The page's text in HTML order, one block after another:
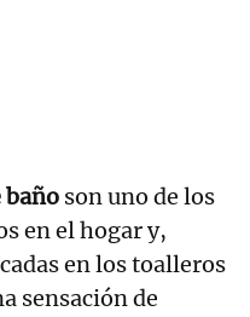
baño son uno de los
en el hogar y,
en los toalleros
sensación de